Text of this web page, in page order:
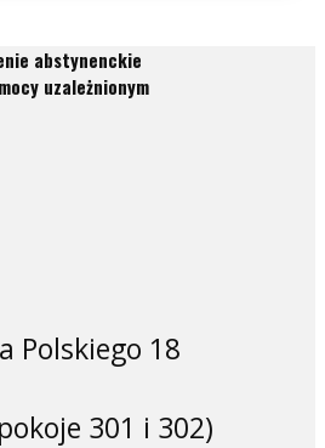
abstynenckie
uzależnionym
Polskiego 18
301 i 302)